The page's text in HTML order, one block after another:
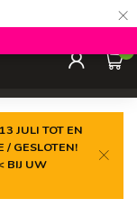
×
0
JULI TOT EN
/ GESLOTEN!
BIJ UW